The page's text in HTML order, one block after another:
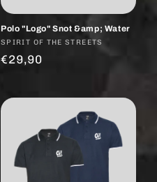
Polo "Logo" Snot &amp; Water
Fournisseur :
SPIRIT OF THE STREETS
Prix
€29,90